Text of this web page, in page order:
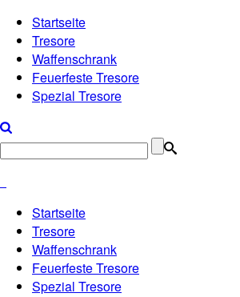
Startseite
Tresore
Waffenschrank
Feuerfeste Tresore
Spezial Tresore
Startseite
Tresore
Waffenschrank
Feuerfeste Tresore
Spezial Tresore